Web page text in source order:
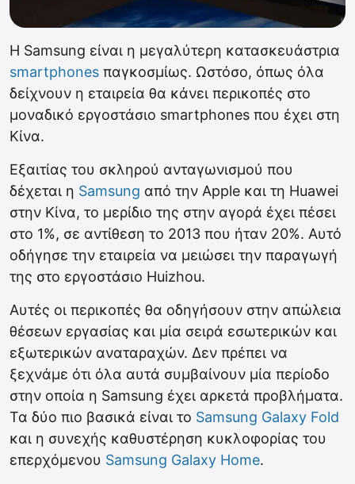
Η Samsung είναι η μεγαλύτερη κατασκευάστρια
smartphones παγκοσμίως. Ωστόσο, όπως όλα
δείχνουν η εταιρεία θα κάνει περικοπές στο
μοναδικό εργοστάσιο smartphones που έχει στη
Κίνα.
Εξαιτίας του σκληρού ανταγωνισμού που
δέχεται η Samsung από την Apple και τη Huawei
στην Κίνα, το μερίδιο της στην αγορά έχει πέσει
στο 1%, σε αντίθεση το 2013 που ήταν 20%. Αυτό
οδήγησε την εταιρεία να μειώσει την παραγωγή
της στο εργοστάσιο Huizhou.
Αυτές οι περικοπές θα οδηγήσουν στην απώλεια
θέσεων εργασίας και μία σειρά εσωτερικών και
εξωτερικών αναταραχών. Δεν πρέπει να
ξεχνάμε ότι όλα αυτά συμβαίνουν μία περίοδο
στην οποία η Samsung έχει αρκετά προβλήματα.
Τα δύο πιο βασικά είναι το Samsung Galaxy Fold
και η συνεχής καθυστέρηση κυκλοφορίας του
επερχόμενου Samsung Galaxy Home.